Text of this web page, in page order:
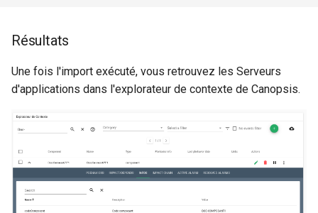
4.3.8
4.3.7
Notes de version Canopsis
4.3.6
Résultats
Une fois l'import exécuté, vous retrouvez les Serveurs
d'applications dans l'explorateur de contexte de Canopsis.